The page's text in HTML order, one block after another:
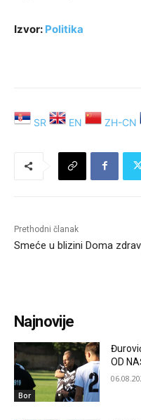
Izvor: Politika
SR EN ZH-CN
Prethodni članak
Smeće u blizini Doma
Najnovije
Bor
OD